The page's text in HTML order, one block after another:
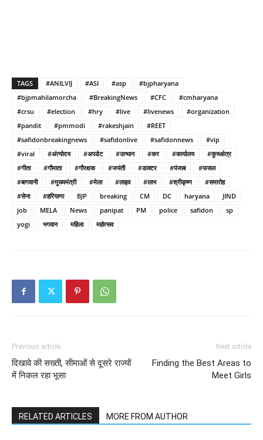
TAGS #ANILVIJ #ASI #asp
#bjpharyana
#bjpmahilamorcha
#BreakingNews #CFC
#cmharyana
#crsu
#election #hry #live #livenews
#organization
#pandit
#pmmodi #rakeshjain
#REET
#safidonbreakingnews
#safidonlive #safidonnews
#vip
#viral
#अंत्योदय #अपडेट #उत्थान #कर #कार्यालय
#कुरूक्षेत्र
#गीता
#गौमाता #गौरक्षक #जयंती #डाक्टर #पंजाब
#फसल
#बागवानी
#मुख्यमंत्री #मेला #लाइव #लाभ #श्रीकृष्ण
#समारोह
#सेना
#हरियाणा BJP breaking CM DC haryana
JIND
job
MELA News panipat PM police safidon
sp
yogi
भगवान महिला महोत्सव
Previous article
दिखावे की सख्ती, सीमाओं से दूसरे राज्यों
में निकल रहा भूसा
Next article
Finding the Best Areas to
Meet Girls
RELATED ARTICLES MORE FROM AUTHOR